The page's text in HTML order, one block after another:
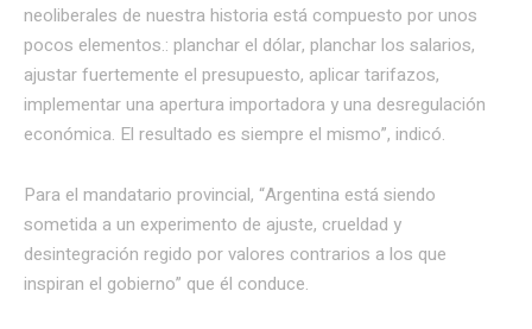
neoliberales de nuestra historia está compuesto por unos
pocos elementos.: planchar el dólar, planchar los salarios,
ajustar fuertemente el presupuesto, aplicar tarifazos,
implementar una apertura importadora y una desregulación
económica. El resultado es siempre el mismo”, indicó.
Para el mandatario provincial, “Argentina está siendo
sometida a un experimento de ajuste, crueldad y
desintegración regido por valores contrarios a los que
inspiran el gobierno” que él conduce.